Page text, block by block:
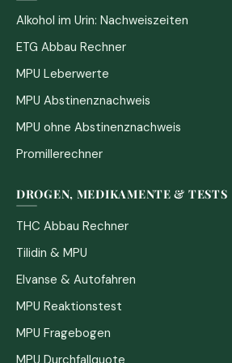
Alkohol im Urin: Nachweiszeiten
ETG Abbau Rechner
MPU Leberwerte
MPU Abstinenznachweis
MPU ohne Abstinenznachweis
Promillerechner
DROGEN, MEDIKAMENTE & TESTS
THC Abbau Rechner
Tilidin & MPU
Elvanse & Autofahren
MPU Reaktionstest
MPU Fragebogen